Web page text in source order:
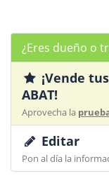
¿Eres dueño o
¡Vende
ABAT!
Aprovecha la
Editar
Pon al día la